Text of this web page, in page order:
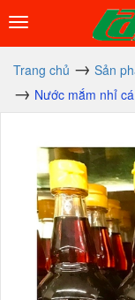
Trang chủ
Sản
Nước mắm nhỉ